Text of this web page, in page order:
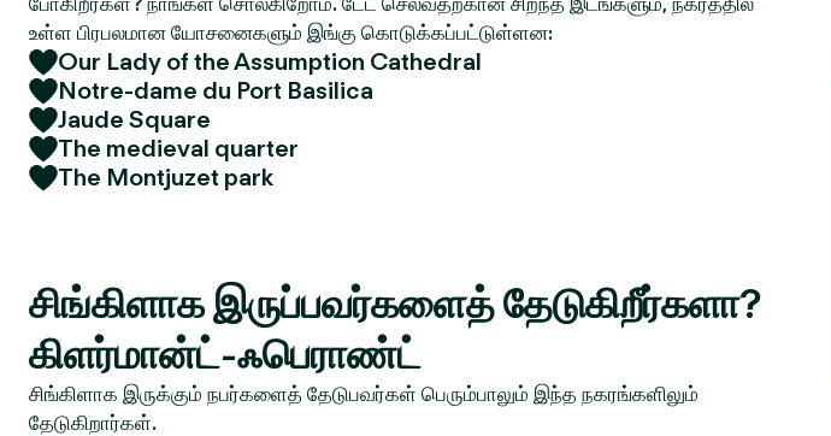
உள்ள பிரபலமான யோசனைகளும் இங்கு கொடுக்கப்பட்டுள்ளன:
Our Lady of the Assumption Cathedral
Notre-dame du Port Basilica
Jaude Square
The medieval quarter
The Montjuzet park
சிங்கிளாக இருப்பவர்களைத் தேடுகிறீர்களா?
கிளர்மான்ட்-ஃபெராண்ட்
சிங்கிளாக இருக்கும் நபர்களைத் தேடுபவர்கள் பெரும்பாலும் இந்த நகரங்களிலும்
தேடுகிறார்கள்.